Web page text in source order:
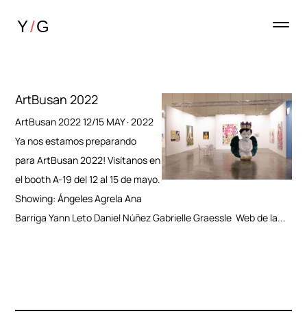
ArtBusan 2022
ArtBusan 2022 12/15 MAY · 2022
Ya nos estamos preparando
para ArtBusan 2022! Visítanos en
el booth A-19 del 12 al 15 de mayo.
Showing: Ángeles Agrela Ana
Barriga Yann Leto Daniel Núñez Gabrielle Graessle Web de la...